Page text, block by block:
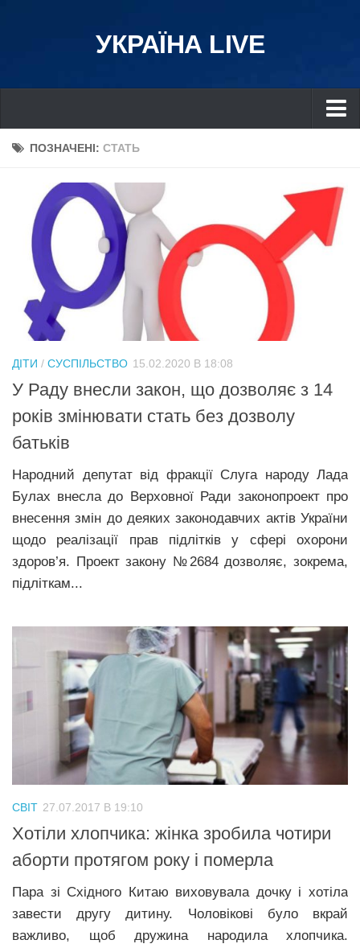
УКРАЇНА LIVE
Україна
Дніпро
Львів
Івано-Франківськ
Харків
Донбас
Одеса
Схід
Прикарпаття
Економіка
Політика
Світ
Цікаво
Технології
Історії
Здоров’я
Події
Кримінал
Трагедії
Курйози
Культура
Шоу-біз
#Війна
ПОЗНАЧЕНІ: СТАТЬ
ДІТИ / СУСПІЛЬСТВО 15.02.2020 В 18:08
У Раду внесли закон, що дозволяє з 14
років змінювати стать без дозволу
батьків
Народний депутат від фракції Слуга народу Лада
Булах внесла до Верховної Ради законопроект про
внесення змін до деяких законодавчих актів України
щодо реалізації прав підлітків у сфері охорони
здоров’я. Проект закону №2684 дозволяє, зокрема,
підліткам...
СВІТ 27.07.2017 В 19:10
Хотіли хлопчика: жінка зробила чотири
аборти протягом року і померла
Пара зі Східного Китаю виховувала дочку і хотіла
завести другу дитину. Чоловікові було вкрай
важливо, щоб дружина народила хлопчика.